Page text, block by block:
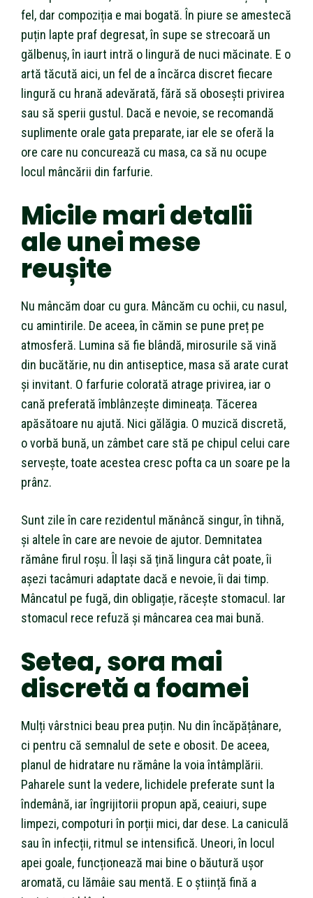
fel, dar compoziția e mai bogată. În piure se amestecă
puțin lapte praf degresat, în supe se strecoară un
gălbenuș, în iaurt intră o lingură de nuci măcinate. E o
artă tăcută aici, un fel de a încărca discret fiecare
lingură cu hrană adevărată, fără să obosești privirea
sau să sperii gustul. Dacă e nevoie, se recomandă
suplimente orale gata preparate, iar ele se oferă la
ore care nu concurează cu masa, ca să nu ocupe
locul mâncării din farfurie.
Micile mari detalii
ale unei mese
reușite
Nu mâncăm doar cu gura. Mâncăm cu ochii, cu nasul,
cu amintirile. De aceea, în cămin se pune preț pe
atmosferă. Lumina să fie blândă, mirosurile să vină
din bucătărie, nu din antiseptice, masa să arate curat
și invitant. O farfurie colorată atrage privirea, iar o
cană preferată îmblânzește dimineața. Tăcerea
apăsătoare nu ajută. Nici gălăgia. O muzică discretă,
o vorbă bună, un zâmbet care stă pe chipul celui care
servește, toate acestea cresc pofta ca un soare pe la
prânz.
Sunt zile în care rezidentul mănâncă singur, în tihnă,
și altele în care are nevoie de ajutor. Demnitatea
rămâne firul roșu. Îl lași să țină lingura cât poate, îi
așezi tacâmuri adaptate dacă e nevoie, îi dai timp.
Mâncatul pe fugă, din obligație, răcește stomacul. Iar
stomacul rece refuză și mâncarea cea mai bună.
Setea, sora mai
discretă a foamei
Mulți vârstnici beau prea puțin. Nu din încăpățânare,
ci pentru că semnalul de sete e obosit. De aceea,
planul de hidratare nu rămâne la voia întâmplării.
Paharele sunt la vedere, lichidele preferate sunt la
îndemână, iar îngrijitorii propun apă, ceaiuri, supe
limpezi, compoturi în porții mici, dar dese. La caniculă
sau în infecții, ritmul se intensifică. Uneori, în locul
apei goale, funcționează mai bine o băutură ușor
aromată, cu lămâie sau mentă. E o știință fină a